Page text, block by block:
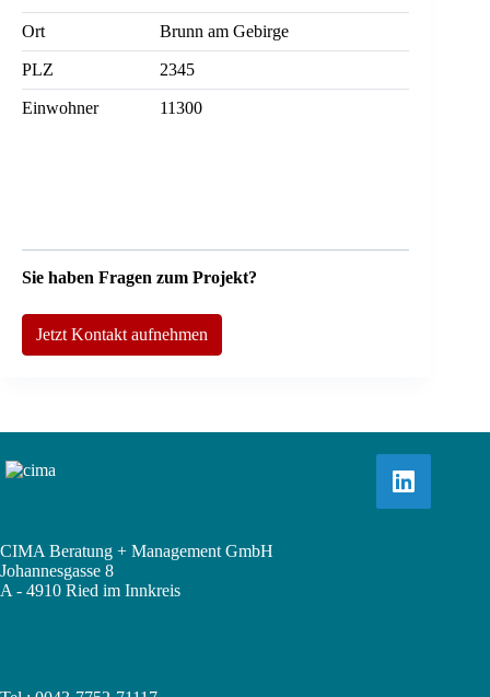
Ort Brunn am Gebirge
PLZ 2345
Einwohner 11300
Sie haben Fragen zum Projekt?
Jetzt Kontakt aufnehmen
CIMA Beratung + Management GmbH
Johannesgasse 8
A - 4910 Ried im Innkreis